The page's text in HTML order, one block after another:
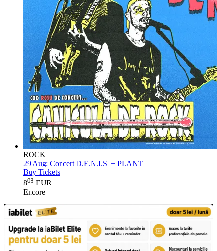
ROCK
29 Aug: Concert D.E.N.I.S. + PLANT
Buy Tickets
808 EUR
Encore